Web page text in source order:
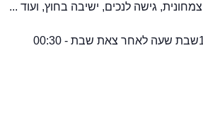
גישה לנכים, ישיבה בחוץ, ועוד ...
שבת שעה לאחר צאת שבת - 00:30